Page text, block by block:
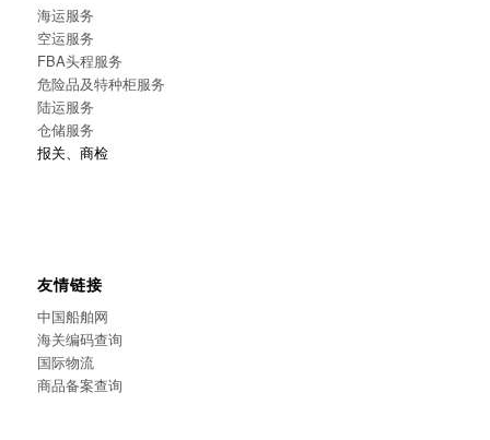
海运服务
空运服务
FBA头程服务
危险品及特种柜服务
陆运服务
仓储服务
报关、商检
友情链接
中国船舶网
海关编码查询
国际物流
商品备案查询